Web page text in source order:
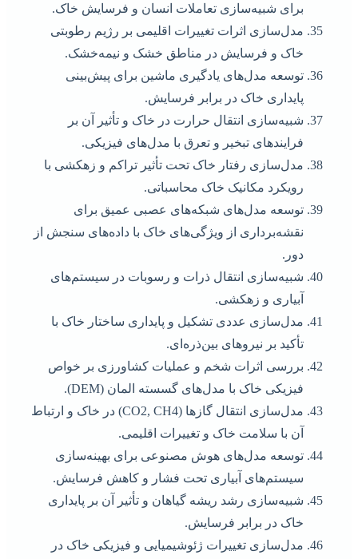
برای شبیه‌سازی تعاملات انسان و فرسایش خاک.
مدل‌سازی اثرات تغییرات اقلیمی بر رژیم رطوبتی
خاک و فرسایش در مناطق خشک و نیمه‌خشک.
توسعه مدل‌های یادگیری ماشین برای پیش‌بینی
پایداری خاک در برابر فرسایش.
شبیه‌سازی انتقال حرارت در خاک و تأثیر آن بر
فرایندهای تبخیر و تعرق با مدل‌های فیزیکی.
مدل‌سازی رفتار خاک تحت تأثیر تراکم و زهکشی با
رویکرد مکانیک خاک محاسباتی.
توسعه مدل‌های شبکه‌های عصبی عمیق برای
نقشه‌برداری از ویژگی‌های خاک با داده‌های سنجش از
دور.
شبیه‌سازی انتقال ذرات و رسوبات در سیستم‌های
آبیاری و زهکشی.
مدل‌سازی عددی تشکیل و پایداری ساختار خاک با
تأکید بر نیروهای بین‌ذره‌ای.
بررسی اثرات شخم و عملیات کشاورزی بر خواص
فیزیکی خاک با مدل‌های گسسته المان (DEM).
مدل‌سازی انتقال گازها (CO2, CH4) در خاک و ارتباط
آن با سلامت خاک و تغییرات اقلیمی.
توسعه مدل‌های هوش مصنوعی برای بهینه‌سازی
سیستم‌های آبیاری تحت فشار و کاهش فرسایش.
شبیه‌سازی رشد ریشه گیاهان و تأثیر آن بر پایداری
خاک در برابر فرسایش.
مدل‌سازی تغییرات ژئوشیمیایی و فیزیکی خاک در